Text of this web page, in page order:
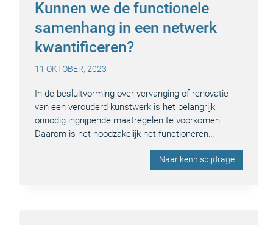
Kunnen we de functionele
samenhang in een netwerk
kwantificeren?
11 OKTOBER, 2023
In de besluitvorming over vervanging of renovatie
van een verouderd kunstwerk is het belangrijk
onnodig ingrijpende maatregelen te voorkomen.
Daarom is het noodzakelijk het functioneren…
Naar kennisbijdrage